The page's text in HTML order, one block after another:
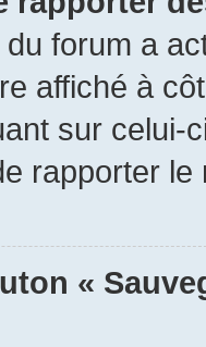
du forum a
affiché à
sur
rapporter le
«